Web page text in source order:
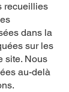
recueillies
dans la
sur les
site. Nous
au-delà